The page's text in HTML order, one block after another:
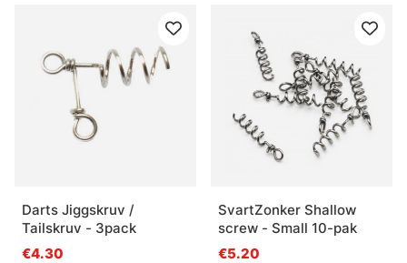
Darts Jiggskruv /
Tailskruv - 3pack
€4.30
SvartZonker Shallow
screw - Small 10-pak
€5.20